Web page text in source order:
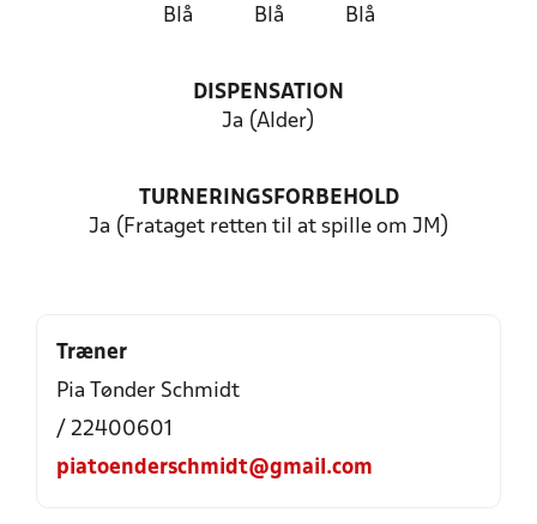
Blå Blå Blå
DISPENSATION
Ja (Alder)
TURNERINGSFORBEHOLD
Ja (Frataget retten til at spille om JM)
Træner
Pia Tønder Schmidt
/ 22400601
piatoenderschmidt@gmail.com